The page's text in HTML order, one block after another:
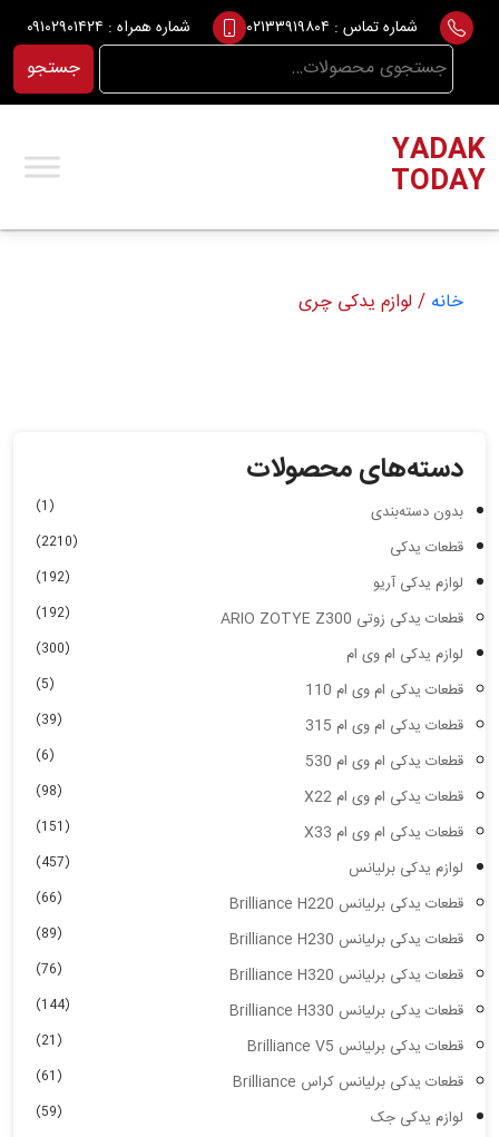
Skip
content
شماره تماس : ۰۲۱۳۳۹۱۹۸۰۴ شماره همراه : ۰۹۱۰۲۹۰۱۴۲۴
جستجو
برای:
جستجو
YADAK
TODAY
خانه / لوازم یدکی چری
دسته‌های محصولات
بدون دسته‌بندی (1)
قطعات یدکی (2210)
لوازم یدکی آریو (192)
قطعات یدکی زوتی ARIO ZOTYE Z300 (192)
لوازم یدکی ام وی ام (300)
قطعات یدکی ام وی ام 110 (5)
قطعات یدکی ام وی ام 315 (39)
قطعات یدکی ام وی ام 530 (6)
قطعات یدکی ام وی ام X22 (98)
قطعات یدکی ام وی ام X33 (151)
لوازم یدکی برلیانس (457)
قطعات یدکی برلیانس Brilliance H220 (66)
قطعات یدکی برلیانس Brilliance H230 (89)
قطعات یدکی برلیانس Brilliance H320 (76)
قطعات یدکی برلیانس Brilliance H330 (144)
قطعات یدکی برلیانس Brilliance V5 (21)
قطعات یدکی برلیانس کراس Brilliance (61)
لوازم یدکی جک (59)